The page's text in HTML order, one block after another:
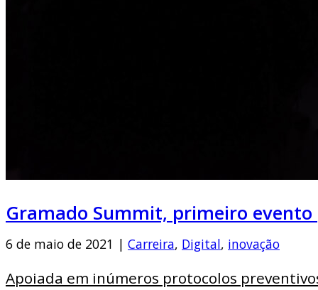
Gramado Summit, primeiro
6 de maio de 2021 | Carreira, Digital, inovação
Apoiada em inúmeros protocolos